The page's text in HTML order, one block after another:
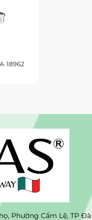
18962
Phường Cẩm Lệ, TP